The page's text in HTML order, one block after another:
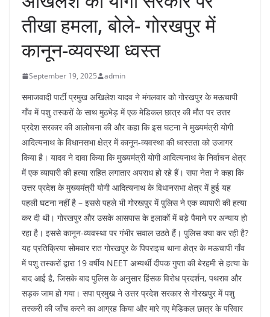
तीखा हमला, बोले- गोरखपुर में
कानून-व्यवस्था ध्वस्त
September 19, 2025 admin
समाजवादी पार्टी प्रमुख अखिलेश यादव ने मंगलवार को गोरखपुर के मऊचापी
गाँव में पशु तस्करों के साथ मुठभेड़ में एक मेडिकल छात्र की मौत पर उत्तर
प्रदेश सरकार की आलोचना की और कहा कि इस घटना ने मुख्यमंत्री योगी
आदित्यनाथ के विधानसभा क्षेत्र में कानून-व्यवस्था की ध्वस्तता को उजागर
किया है। यादव ने दावा किया कि मुख्यमंत्री योगी आदित्यनाथ के निर्वाचन क्षेत्र
में एक व्यापारी की हत्या सहित लगातार अपराध हो रहे हैं। सपा नेता ने कहा कि
उत्तर प्रदेश के मुख्यमंत्री योगी आदित्यनाथ के विधानसभा क्षेत्र में हुई यह
पहली घटना नहीं है – इससे पहले भी गोरखपुर में पुलिस ने एक व्यापारी की हत्या
कर दी थी। गोरखपुर और उसके आसपास के इलाकों में बड़े पैमाने पर अन्याय हो
रहा है। इससे कानून-व्यवस्था पर गंभीर सवाल उठते हैं। पुलिस क्या कर रही है?
यह प्रतिक्रिया सोमवार रात गोरखपुर के पिपराइच थाना क्षेत्र के मऊचापी गाँव
में पशु तस्करों द्वारा 19 वर्षीय NEET अभ्यर्थी दीपक गुप्ता की बेरहमी से हत्या के
बाद आई है, जिसके बाद पुलिस के अनुसार हिंसक विरोध प्रदर्शन, पथराव और
सड़क जाम हो गया। सपा प्रमुख ने उत्तर प्रदेश सरकार से गोरखपुर में पशु
तस्करी की जाँच करने का आग्रह किया और मारे गए मेडिकल छात्र के परिवार